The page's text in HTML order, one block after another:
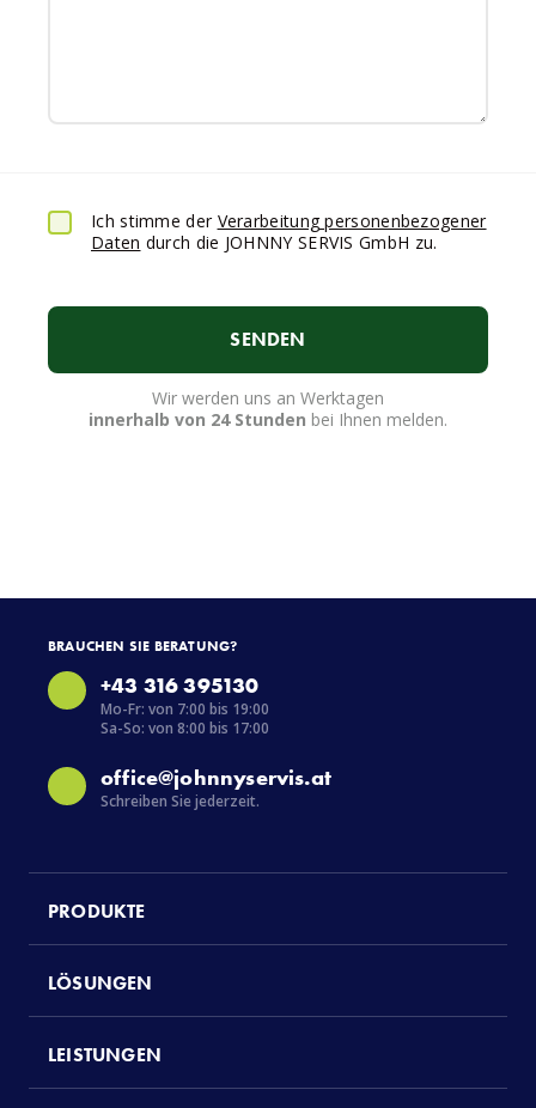
Ich stimme der Verarbeitung personenbezogener
Daten durch die JOHNNY SERVIS GmbH zu.
SENDEN
Wir werden uns an Werktagen
innerhalb von 24 Stunden bei Ihnen melden.
BRAUCHEN SIE BERATUNG?
+43 316 395130
Mo-Fr: von 7:00 bis 19:00
Sa-So: von 8:00 bis 17:00
office@johnnyservis.at
Schreiben Sie jederzeit.
PRODUKTE
LÖSUNGEN
LEISTUNGEN